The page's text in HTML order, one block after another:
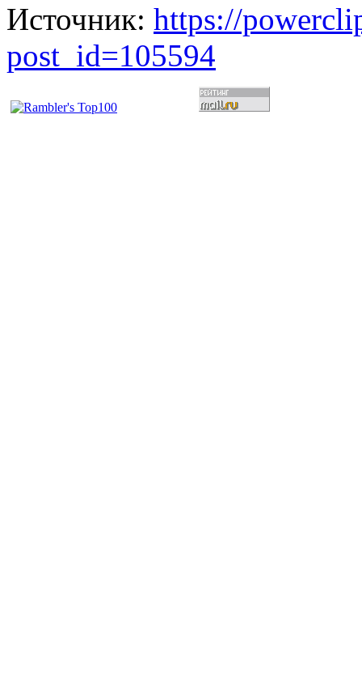
Источник: https://
post_id=105594